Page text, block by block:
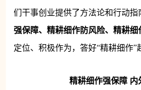
们干事创业提供了方法论和行动指
强保障、精耕细作防风险、精耕细
定位、积极作为，答好“精耕细作”
精耕细作强保障 内